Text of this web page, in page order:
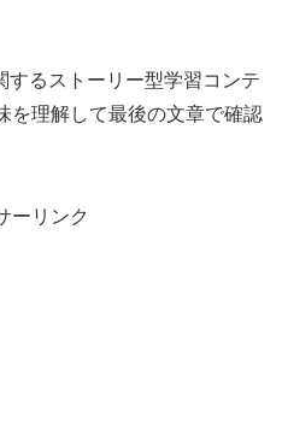
するストーリー型学習コンテ
を理解して最後の文章で確認
ーリンク